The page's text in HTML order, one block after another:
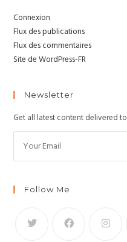
Connexion
Flux des publications
Flux des commentaires
Site de WordPress-FR
Newsletter
Get all latest content delivered
Follow Me